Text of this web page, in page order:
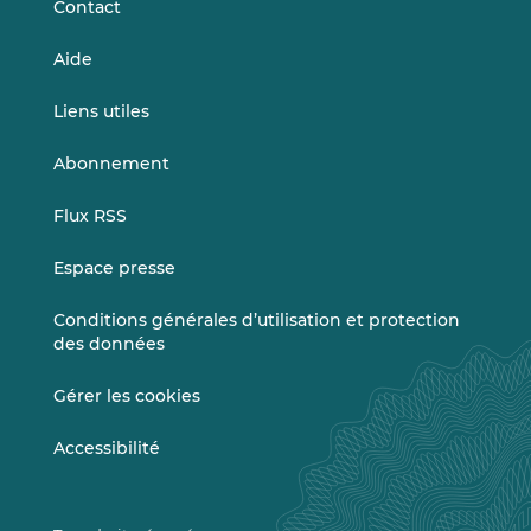
Contact
Aide
Liens utiles
Abonnement
Flux RSS
Espace presse
Conditions générales d’utilisation et protection
des données
Gérer les cookies
Accessibilité